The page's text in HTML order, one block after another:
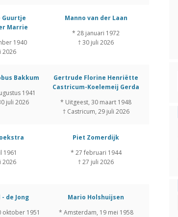
Guurtje
Marrie
1940
2026
Manno van der Laan
* 28 januari 1972
† 30 juli 2026
Bakkum
1941
juli 2026
Gertrude Florine Henriëtte
Castricum-Koelemeij Gerda
* Uitgeest, 30 maart 1948
† Castricum, 29 juli 2026
1961
2026
Piet Zomerdijk
* 27 februari 1944
† 27 juli 2026
de Jong
oktober 1951
Mario Holshuijsen
* Amsterdam, 19 mei 1958